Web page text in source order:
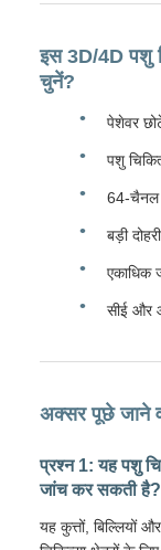
इस 3D/4D पशु
चुनें?
पेशेवर
पशु
64-चैनल
बड़ी
एकाधिक
सीई और
अक्सर पूछे जाने
प्रश्न 1: यह पशु
जांच कर सकती है?
यह कुत्तों, बिल्लियों